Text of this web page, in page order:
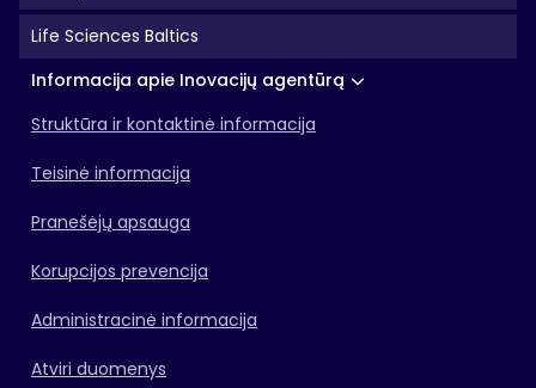
Life Sciences Baltics
Informacija apie Inovacijų agentūrą
Struktūra ir kontaktinė informacija
Teisinė informacija
Pranešėjų apsauga
Korupcijos prevencija
Administracinė informacija
Atviri duomenys